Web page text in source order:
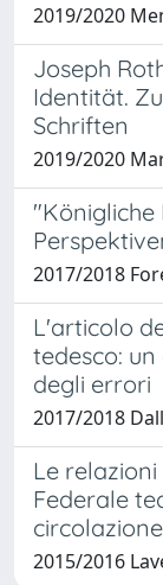
2019/2020
Joseph
Identität.
Schriften
2019/2020
"Königliche
2017/2018
L'articolo
tedesco:
degli errori
2017/2018
Le
Federale
2015/2016